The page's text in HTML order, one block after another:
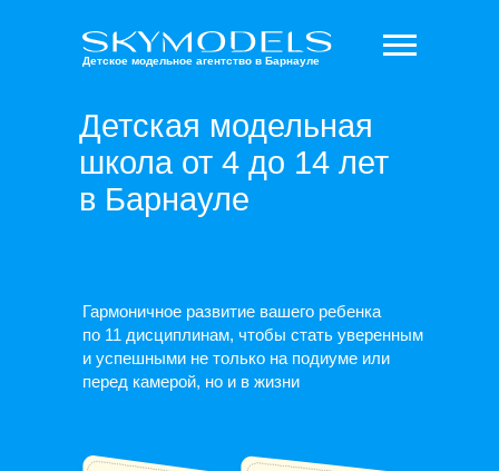
Детское модельное агентство в Барнауле
Детская модельная
школа от 4 до 14 лет
в Барнауле
Гармоничное развитие вашего ребенка
по 11 дисциплинам, чтобы стать уверенным
и успешными не только на подиуме или
перед камерой, но и в жизни